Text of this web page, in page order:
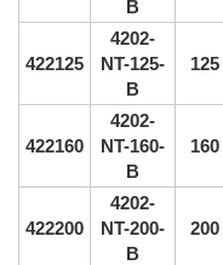
B
422125
4202-
NT-125-
B
125
422160
4202-
NT-160-
B
160
422200
4202-
NT-200-
B
200